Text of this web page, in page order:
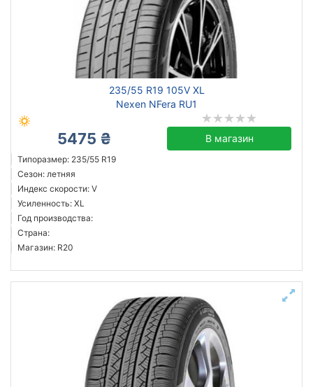
235/55 R19 105V XL
Nexen NFera RU1
5475 ₴ В магазин
Типоразмер: 235/55 R19
Сезон: летняя
Индекс скорости: V
Усиленность: XL
Год производства:
Страна:
Магазин: R20